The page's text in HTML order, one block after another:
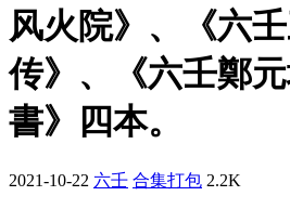
风火院》、《六
传》、《六壬鄭
書》四本。
2021-10-22 六壬 合集打包 2.2K